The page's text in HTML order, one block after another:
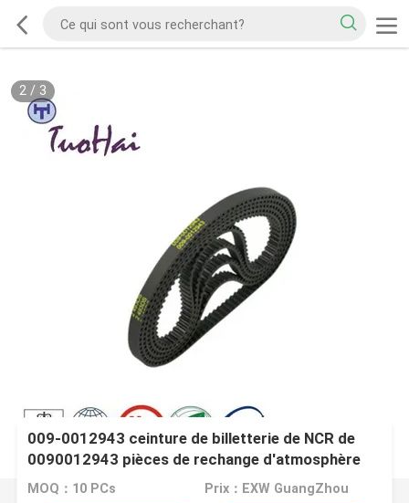
2/ 3
009-0012943 ceinture de billetterie de NCR de
0090012943 pièces de rechange d'atmosphère
MOQ：10 PCs Prix：EXW GuangZhou